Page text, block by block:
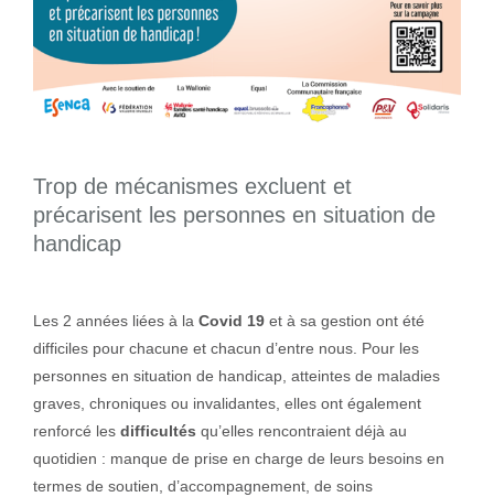
Trop de mécanismes excluent et
précarisent les personnes en situation de
handicap
Les 2 années liées à la Covid 19et à sa gestion ont été
difficiles pour chacune et chacun d’entre nous. Pour les
personnes en situation de handicap, atteintes de maladies
graves, chroniques ou invalidantes, elles ont également
renforcé les difficultés qu’elles rencontraient déjà au
quotidien : manque de prise en charge de leurs besoins en
termes de soutien, d’accompagnement, de soins